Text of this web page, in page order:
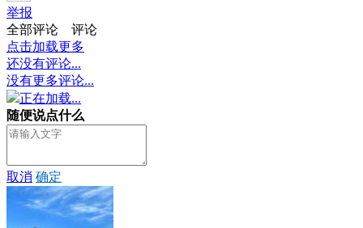
举报
全部评论
评论
点击加载更多
还没有评论...
没有更多评论...
正在加载...
随便说点什么
取消 确定